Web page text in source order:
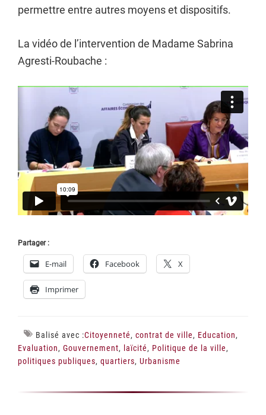
permettre entre autres moyens et dispositifs.
La vidéo de l’intervention de Madame Sabrina
Agresti-Roubache :
Partager :
E-mail Facebook X
Imprimer
Balisé avec :Citoyenneté, contrat de ville, Education,
Evaluation, Gouvernement, laïcité, Politique de la ville,
politiques publiques, quartiers, Urbanisme